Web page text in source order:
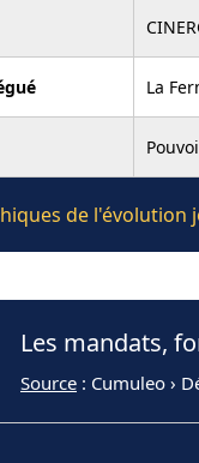
La
de l'évolution
Les mandats,
Source : Cumuleo ›